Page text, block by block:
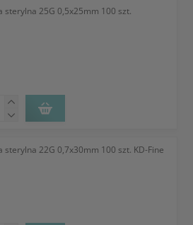
sterylna 25G 0,5x25mm 100 szt.
sterylna 22G 0,7x30mm 100 szt. KD-Fine